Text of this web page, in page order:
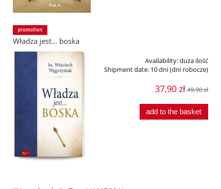
Władza jest... boska
Availability:duża ilość
Shipment date: 10 dni (dni robocze)
37,90 zł49,90 zł
add to the basket
promotion